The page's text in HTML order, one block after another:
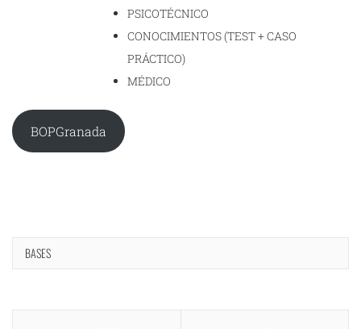
PSICOTÉCNICO
CONOCIMIENTOS (TEST + CASO
PRÁCTICO)
MÉDICO
BOPGranada
BASES